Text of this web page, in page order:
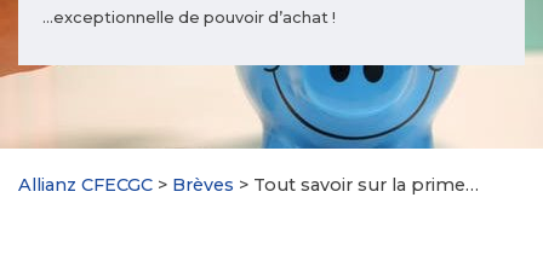
...exceptionnelle de pouvoir d’achat !
Allianz CFECGC > Brèves > Tout savoir sur la prime…